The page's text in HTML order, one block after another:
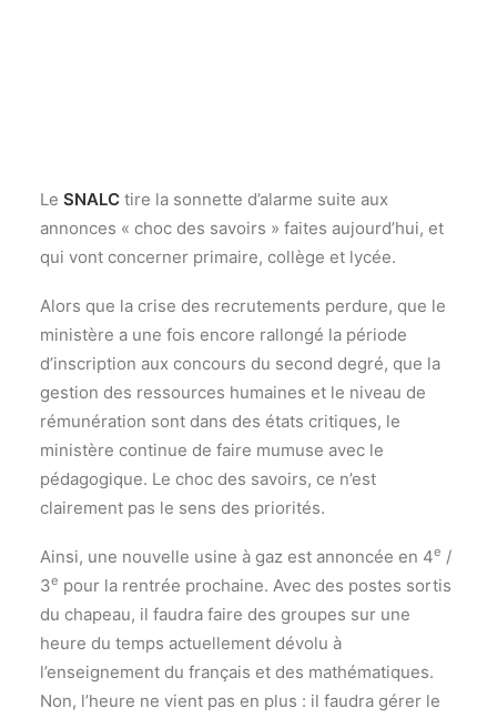
Le SNALC tire la sonnette d’alarme suite aux
annonces « choc des savoirs » faites aujourd’hui, et
qui vont concerner primaire, collège et lycée.
Alors que la crise des recrutements perdure, que le
ministère a une fois encore rallongé la période
d’inscription aux concours du second degré, que la
gestion des ressources humaines et le niveau de
rémunération sont dans des états critiques, le
ministère continue de faire mumuse avec le
pédagogique. Le choc des savoirs, ce n’est
clairement pas le sens des priorités.
Ainsi, une nouvelle usine à gaz est annoncée en 4e /
3e pour la rentrée prochaine. Avec des postes sortis
du chapeau, il faudra faire des groupes sur une
heure du temps actuellement dévolu à
l’enseignement du français et des mathématiques.
Non, l’heure ne vient pas en plus : il faudra gérer le